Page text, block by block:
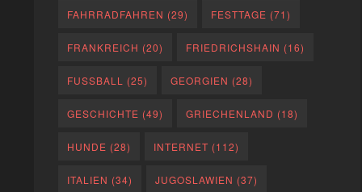
FAHRRADFAHREN (29) FESTTAGE (71)
FRANKREICH (20) FRIEDRICHSHAIN (16)
FUSSBALL (25) GEORGIEN (28)
GESCHICHTE (49) GRIECHENLAND (18)
HUNDE (28) INTERNET (112)
ITALIEN (34) JUGOSLAWIEN (37)